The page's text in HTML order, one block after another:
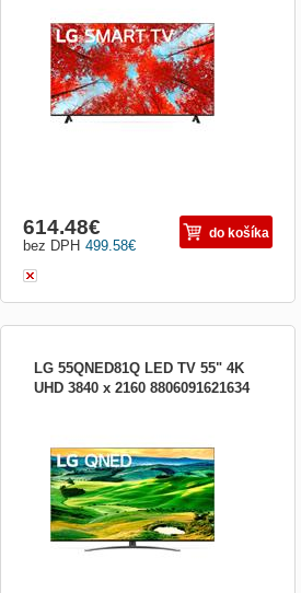
Active HDR, FILMMAKER MODE, Direct
LED, AI 4K Upscaling, ThinQ AI, DVB-
T2/S2/C, H.265/HEVC, 3x HDMI 2.0, 2x
USB, CI+, optický vstup, LAN, WiFi, DLNA,
Bluetooth, HbbTV, Miracast, webOS
499.58€
bez DPH
614.48€ do košíka
LG 55QNED81Q LED TV 55" 4K
UHD 3840 x 2160 8806091621634
Active HDR, AI obraz PRO, 100/120 Hz,
Edge LED, Lokální stmívání, Nano Color
Pro, AI 4K Upscaling, ThinQ AI, DVB-
T2/S2/C, H.265/HEVC, LAN, WiFi,
Bluetooth, HbbTV, Miracast, Energetick